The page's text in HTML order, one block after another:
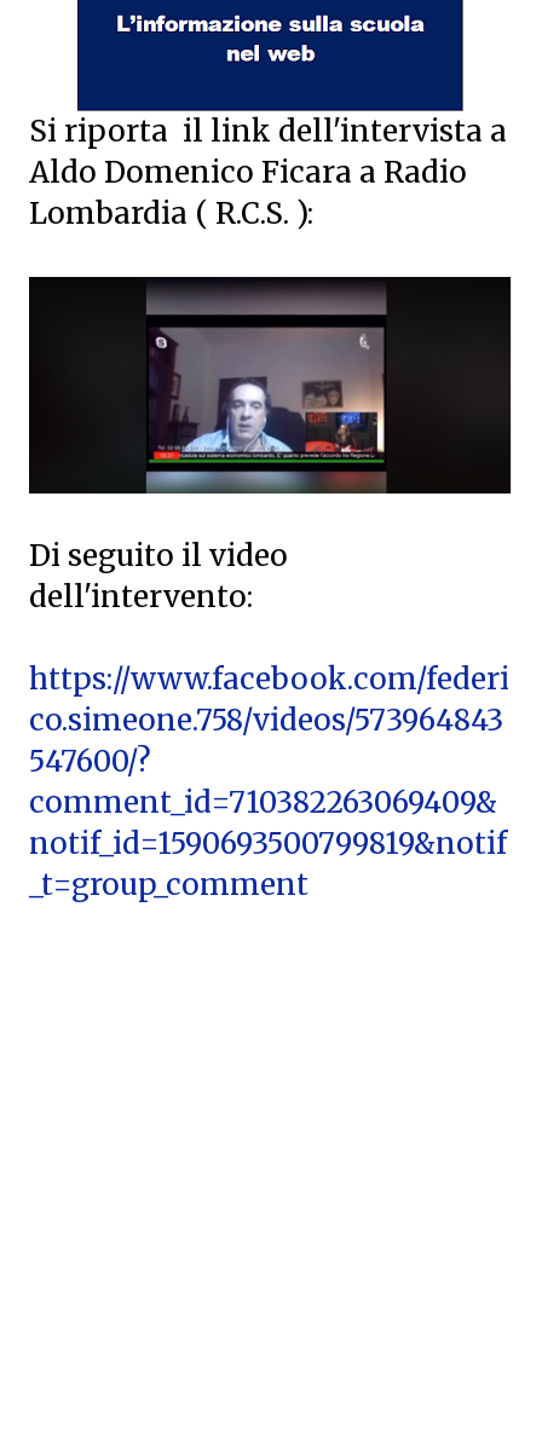
Si riporta il link dell'intervista a
Aldo Domenico Ficara a Radio
Lombardia ( R.C.S. ):
Di seguito il video
dell'intervento:
https://www.facebook.com/federi
co.simeone.758/videos/573964843
547600/?
comment_id=710382263069409&
notif_id=1590693500799819&notif
_t=group_comment